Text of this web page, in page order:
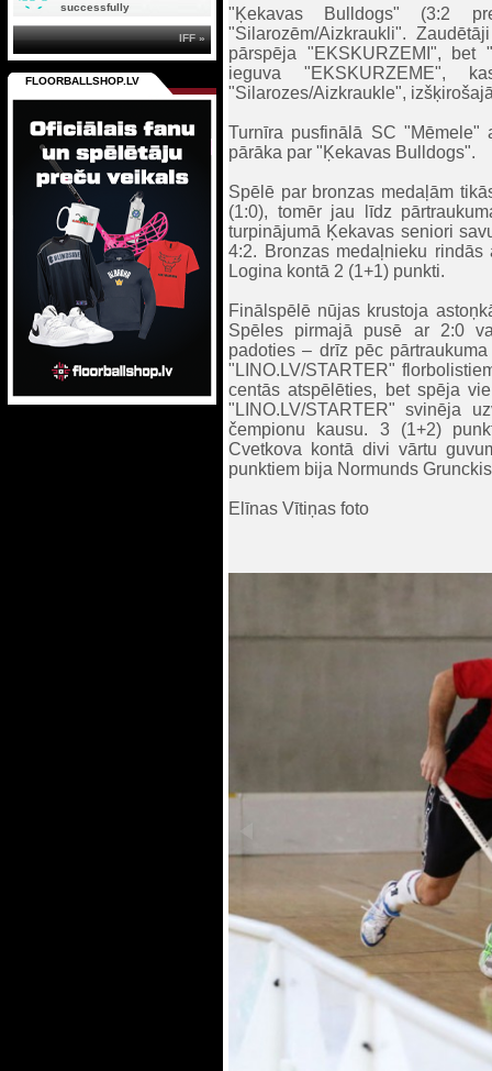
"Ķekavas Bulldogs" (3:2
"Silarozēm/Aizkraukli".
pārspēja "EKSKURZEMI", bet
ieguva "EKSKURZEME",
"Silarozes/Aizkraukle",
Turnīra pusfinālā SC "Mēmele"
pārāka par "Ķekavas Bulldogs".
Spēlē par bronzas medaļām
(1:0), tomēr jau līdz
turpinājumā Ķekavas seniori
4:2. Bronzas medaļnieku
Logina kontā 2 (1+1) punkti.
Finālspēlē nūjas krustoja
Spēles pirmajā pusē ar 2:0
padoties – drīz pēc
"LINO.LV/STARTER"
centās atspēlēties, bet spēja
"LINO.LV/STARTER" svinēja
čempionu kausu. 3 (1+2)
Cvetkova kontā divi vārtu
punktiem bija Normunds
Elīnas Vītiņas foto
successfully
IFF »
FLOORBALLSHOP.LV